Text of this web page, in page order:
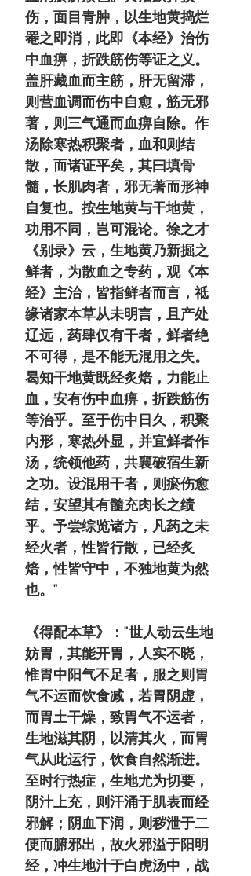
伤，面目青肿，以生地黄捣烂
罨之即消，此即《本经》治伤
中血痹，折跌筋伤等证之义。
盖肝藏血而主筋，肝无留滞，
则营血调而伤中自愈，筋无邪
著，则三气通而血痹自除。作
汤除寒热积聚者，血和则结
散，而诸证平矣，其曰填骨
髓，长肌肉者，邪无著而形神
自复也。按生地黄与干地黄，
功用不同，岂可混论。徐之才
《别录》云，生地黄乃新掘之
鲜者，为散血之专药，观《本
经》主治，皆指鲜者而言，祗
缘诸家本草从未明言，且产处
辽远，药肆仅有干者，鲜者绝
不可得，是不能无混用之失。
曷知干地黄既经炙焙，力能止
血，安有伤中血痹，折跌筋伤
等治乎。至于伤中日久，积聚
内形，寒热外显，并宜鲜者作
汤，统领他药，共襄破宿生新
之功。设混用干者，则瘀伤愈
结，安望其有髓充肉长之绩
乎。予尝综览诸方，凡药之未
经火者，性皆行散，已经炙
焙，性皆守中，不独地黄为然
也。"
《得配本草》："世人动云生地
妨胃，其能开胃，人实不晓，
惟胃中阳气不足者，服之则胃
气不运而饮食减，若胃阴虚，
而胃土干燥，致胃气不运者，
生地滋其阴，以清其火，而胃
气从此运行，饮食自然渐进。
至时行热症，生地尤为切要，
阴汁上充，则汗涌于肌表而经
邪解；阴血下润，则秽泄于二
便而腑邪出，故火邪溢于阳明
经，冲生地汁于白虎汤中，战